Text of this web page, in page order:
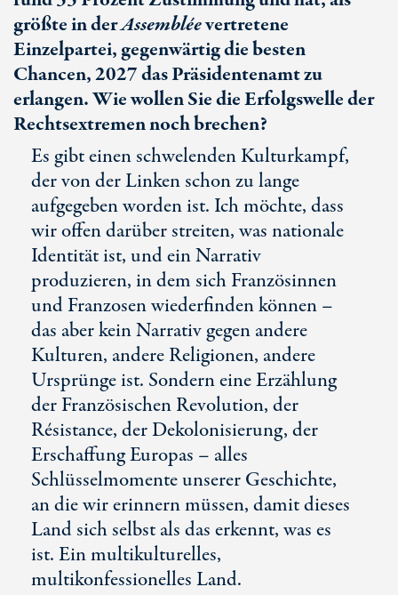
größte in derAssembléevertretene
Einzelpartei, gegenwärtig die besten
Chancen, 2027 das Präsidentenamt zu
erlangen. Wie wollen Sie die Erfolgswelle der
Rechtsextremen noch brechen?
Es gibt einen schwelenden Kulturkampf,
der von der Linken schon zu lange
aufgegeben worden ist. Ich möchte, dass
wir offen darüber streiten, was nationale
Identität ist, und ein Narrativ
produzieren, in dem sich Französinnen
und Franzosen wiederfinden können –
das aber kein Narrativ gegen andere
Kulturen, andere Religionen, andere
Ursprünge ist. Sondern eine Erzählung
der Französischen Revolution, der
Résistance, der Dekolonisierung, der
Erschaffung Europas – alles
Schlüsselmomente unserer Geschichte,
an die wir erinnern müssen, damit dieses
Land sich selbst als das erkennt, was es
ist. Ein multikulturelles,
multikonfessionelles Land.